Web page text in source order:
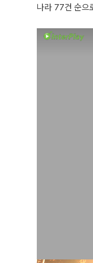
나라 77건 순으